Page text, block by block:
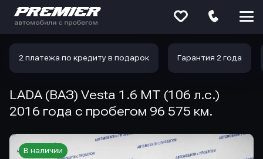
2 платежа по кредиту в подарок Гарантия 2 года
LADA (ВАЗ) Vesta 1.6 MT (106 л.с.)
2016 года с пробегом 96 575 км.
В наличии